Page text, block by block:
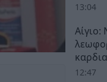
13:04
Αίγιο:
12:47